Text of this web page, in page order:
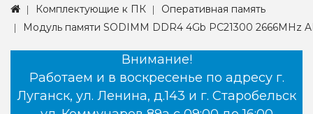
Комплектующие к ПК
Оперативная память
Модуль памяти SODIMM DDR4 4Gb PC21300 2666MHz
Внимание!
Работаем и в воскресенье по адресу г.
Луганск, ул. Ленина, д.143 и г. Старобельск